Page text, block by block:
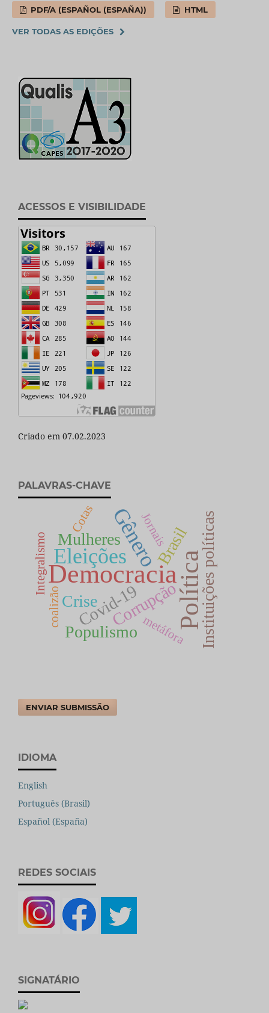
PDF/A (ESPAÑOL (ESPAÑA)) HTML
VER TODAS AS EDIÇÕES
ACESSOS E VISIBILIDADE
Criado em 07.02.2023
PALAVRAS-CHAVE
DemocraciaPolítica
EleiçõesGênero
Mulheres
Crise Corrupção
Brasil
Covid-19 Instituições políticas
Populismo metáfora
Integralismo
coalizão
Cotas Jornais
ENVIAR SUBMISSÃO
IDIOMA
English
Português (Brasil)
Español (España)
REDES SOCIAIS
SIGNATÁRIO